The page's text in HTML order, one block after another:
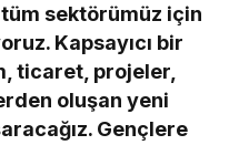
sektörümüz için
Kapsayıcı bir
ticaret, projeler,
oluşan yeni
Gençlere